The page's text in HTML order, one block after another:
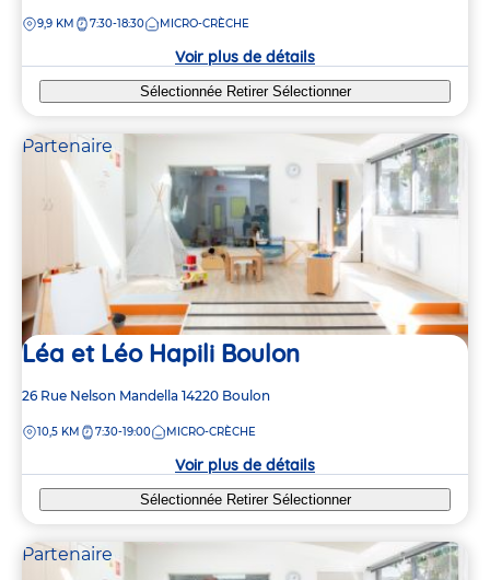
la
DISTANCE
9,9 KM 7:30-18:30 MICRO-CRÈCHE
Voir plus de détails
Sélectionnée Retirer Sélectionner
Partenaire
Léa et Léo Hapili Boulon
Adresse
la
26 Rue Nelson Mandella 14220 Boulon
DISTANCE
10,5 KM 7:30-19:00 MICRO-CRÈCHE
Voir plus de détails
Sélectionnée Retirer Sélectionner
Partenaire